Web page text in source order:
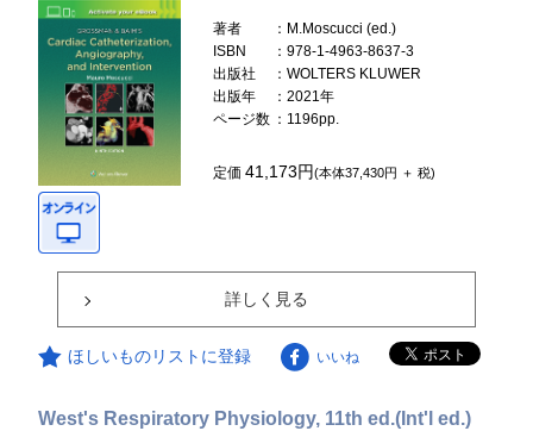
著者
：M.Moscucci (ed.)
ISBN
：978-1-4963-8637-3
出版社
：WOLTERS KLUWER
出版年
：2021年
ページ数 ：1196pp.
定価41,173円(本体37,430円 ＋ 税)
詳しく見る
ほしいものリストに登録 いいね
West's Respiratory Physiology, 11th ed.(Int'l ed.)